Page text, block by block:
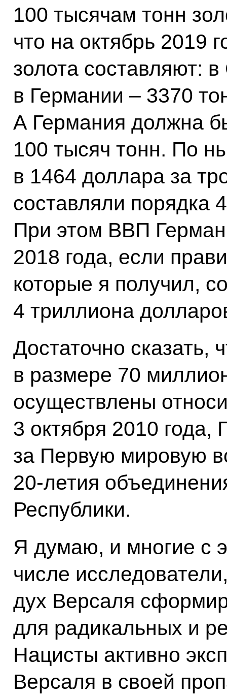
100 тысячам тонн
что на октябрь 2019
золота составляют:
в Германии – 3370
А Германия должна
100 тысяч тонн. По
в 1464 доллара за
составляли порядка
При этом ВВП
2018 года, если
которые я получил,
4 триллиона
Достаточно сказать,
в размере 70
осуществлены
3 октября 2010
за Первую мировую
20‑летия
Республики.
Я думаю, и многие с
числе
дух Версаля
для радикальных и
Нацисты активно
Версаля в своей